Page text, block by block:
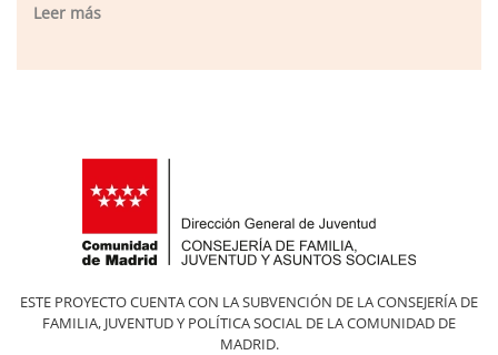
Leer más
ESTE PROYECTO CUENTA CON LA SUBVENCIÓN DE LA CONSEJERÍA DE
FAMILIA, JUVENTUD Y POLÍTICA SOCIAL DE LA COMUNIDAD DE
MADRID.